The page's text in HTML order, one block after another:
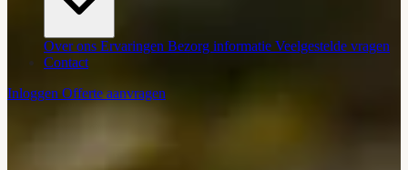
Over ons Ervaringen Bezorg informatie Veelgestelde vragen
Contact
Inloggen Offerte aanvragen